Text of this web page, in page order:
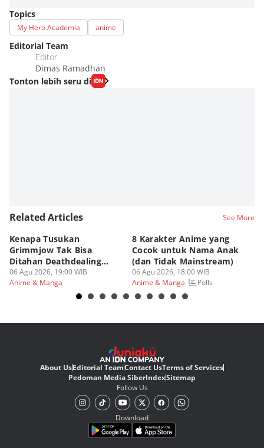
Topics
My Hero Academia anime
Editorial Team
Editor
Dimas Ramadhan
Tonton lebih seru di
Related Articles See More
Kenapa Tusukan
Grimmjow Tak Bisa
Ditahan Deathdealing
Askin Bleach?
06 Agu 2026, 19:00 WIB
Anime & Manga
8 Karakter Anime yang
Cocok untuk Nama Anak
(dan Tidak Mainstream)
06 Agu 2026, 18:00 WIB
Anime & Manga
Polls
About UsEditorial TeamContact UsTerms of Services
Pedoman Media SiberIndexSitemap
Follow Us
Download